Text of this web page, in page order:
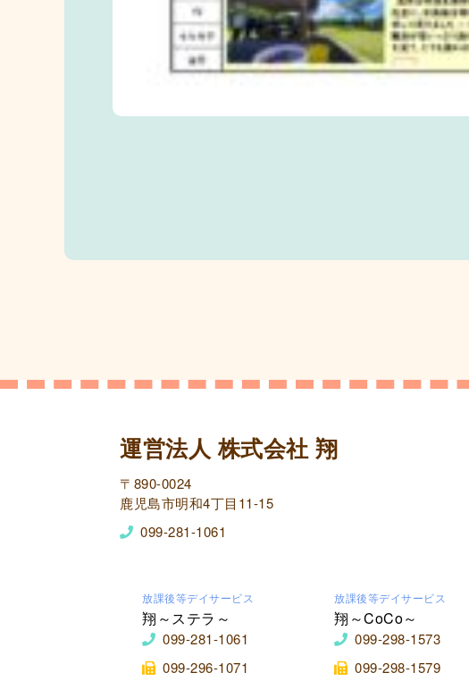
運営法人 株式会社 翔
〒890-0024
鹿児島市明和4丁目11-15
099-281-1061
放課後等デイサービス
翔～ステラ～
099-281-1061
099-296-1071
放課後等デイサービス
翔～CoCo～
099-298-1573
099-298-1579